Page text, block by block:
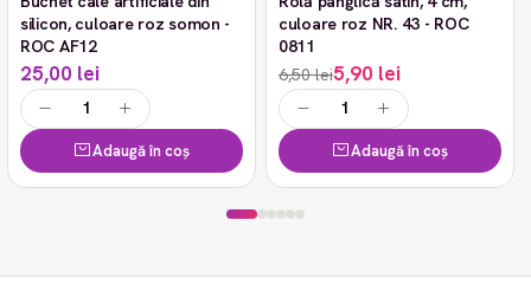
silicon, culoare roz somon -
ROC AF12
25,00 lei
Adaugă în coș
-9%
culoare roz NR. 43 - ROC
0811
6,50 lei5,90 lei
Adaugă în coș